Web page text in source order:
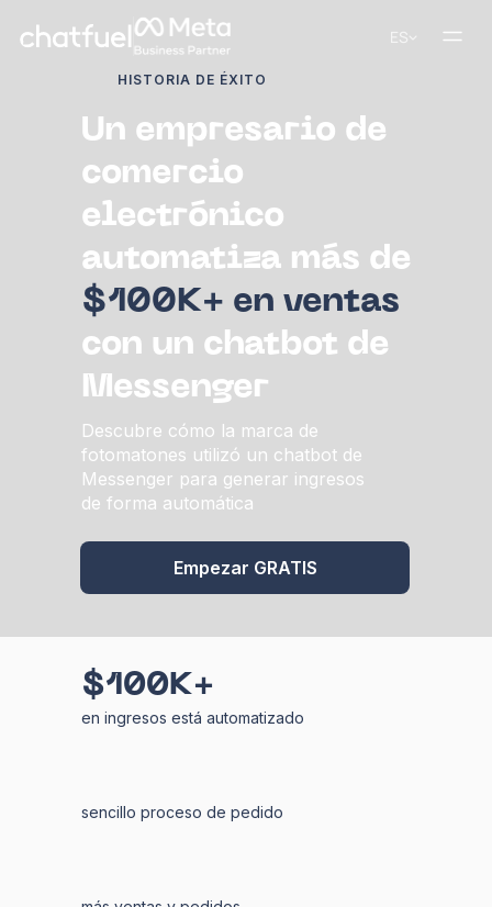
ES
Descubre cómo la marca de
fotomatones utilizó un chatbot de
Messenger para generar ingresos
de forma automática
Un empresario de
comercio
electrónico
automatiza más de
$100K+ en ventas
con un chatbot de
Messenger
Empezar GRATIS
HISTORIA DE ÉXITO
en ingresos está automatizado
$100K+
sencillo proceso de pedido